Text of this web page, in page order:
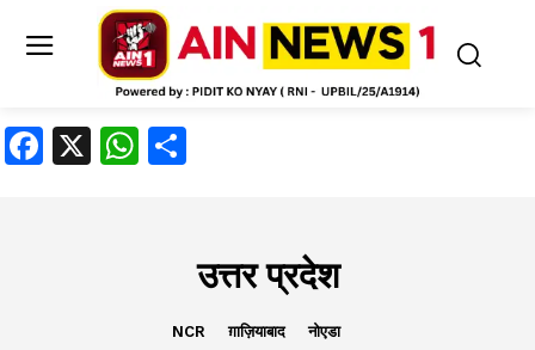
Facebook
X WhatsApp
उत्तर प्रदेश
NCR ग़ाज़ियाबाद नोएडा